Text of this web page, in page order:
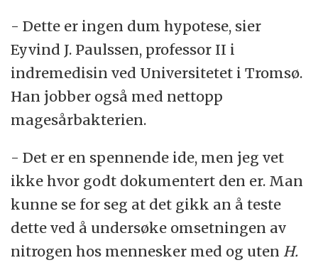
- Dette er ingen dum hypotese, sier
Eyvind J. Paulssen, professor II i
indremedisin ved Universitetet i Tromsø.
Han jobber også med nettopp
magesårbakterien.
- Det er en spennende ide, men jeg vet
ikke hvor godt dokumentert den er. Man
kunne se for seg at det gikk an å teste
dette ved å undersøke omsetningen av
nitrogen hos mennesker med og uten H.